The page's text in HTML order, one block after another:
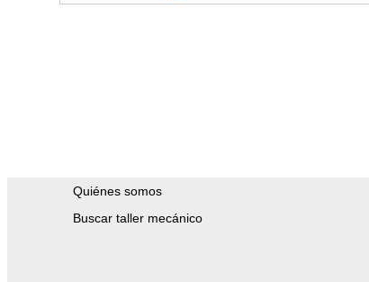
Quiénes somos
Buscar taller mecánico